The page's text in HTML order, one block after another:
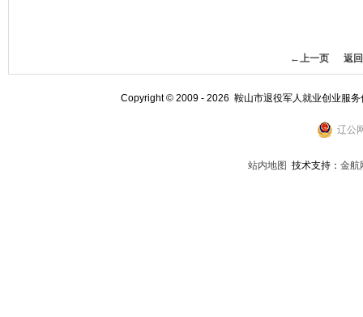
←上一页 返
Copyright © 2009 - 2026 鞍山市退役军人就业创业服
辽公
站内地图 技术支持： 金航